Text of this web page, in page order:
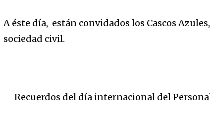
A éste día, están convidados los Cascos
sociedad civil.
Recuerdos del día internacional del